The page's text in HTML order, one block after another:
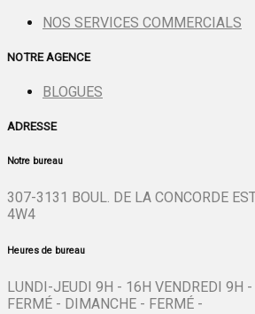
NOS SERVICES COMMERCIALS
NOTRE AGENCE
BLOGUES
ADRESSE
Notre bureau
307-3131 BOUL. DE LA CONCORDE
4W4
Heures de bureau
LUNDI-JEUDI 9H - 16H VENDREDI 9H
FERMÉ - DIMANCHE - FERMÉ -